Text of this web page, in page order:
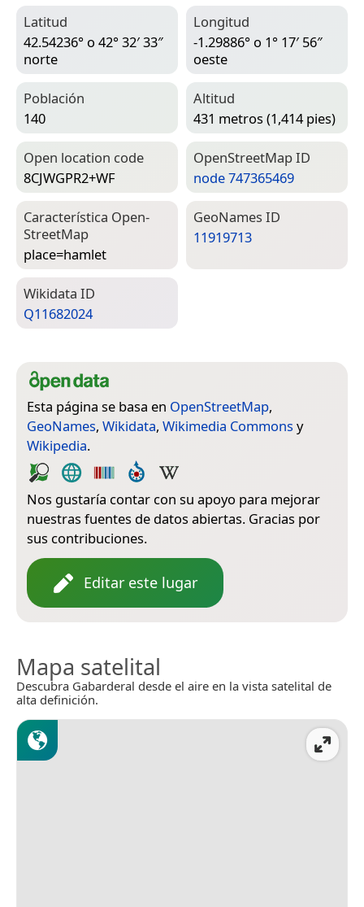
Latitud
42.54236° o 42° 32′ 33″
norte
Longitud
-1.29886° o 1° 17′ 56″
oeste
Población
140
Altitud
431 metros (1,414 pies)
Open location code
8CJWGPR2+WF
Open­Street­Map ID
node 747365469
Característica Open­
Street­Map
place=­hamlet
Geo­Names ID
11919713
Wiki­data ID
Q11682024
Esta página se basa en OpenStreetMap,
GeoNames, Wikidata, Wikimedia Commons y
Wikipedia.
Nos gustaría contar con su apoyo para mejorar
nuestras fuentes de datos abiertas. Gracias por
sus contribuciones.
Editar este lugar
Mapa satelital
Descubra Gabarderal desde el aire en la vista satelital de
alta definición.